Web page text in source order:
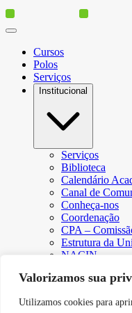
Valorizamos sua
Utilizamos cookies para
Cursos
Polos
Serviços
Institucional
Serviços
Biblioteca
Calendário
Canal de
Conheça-nos
Coordenação
CPA –
Estrutura da
NACIN
Núcleo de